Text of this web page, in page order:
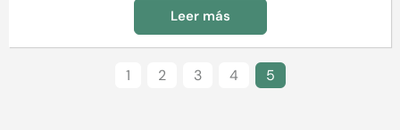
Leer más
1 2 3 4 5